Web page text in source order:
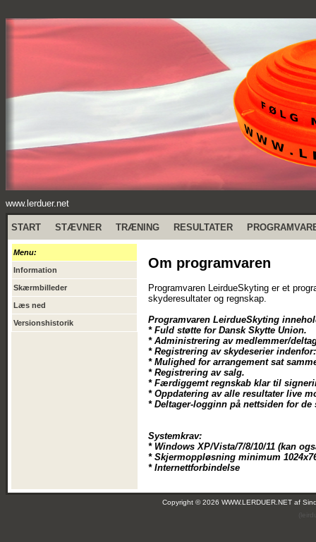
www.lerduer.net
START STÆVNER TRÆNING RESULTATER
Menu:
Information
Skærmbilleder
Læs ned
Versionshistorik
Om programvaren
Programvaren LeirdueSkyting er et
skyderesultater og regnskap.
Programvaren LeirdueSkyting
* Fuld støtte for Dansk Skytte Union.
* Administrering av medlemmer/
* Registrering av skydeserier
* Mulighed for arrangement sat
* Registrering av salg.
* Færdiggemt regnskab klar til
* Oppdatering av alle resultater live
* Deltager-logginn på nettsiden for
Systemkrav:
* Windows XP/Vista/7/8/10/11 (kan
* Skjermoppløsning minimum
* Internettforbindelse
Copyright © 2026 WWW.LERDUER.NET af